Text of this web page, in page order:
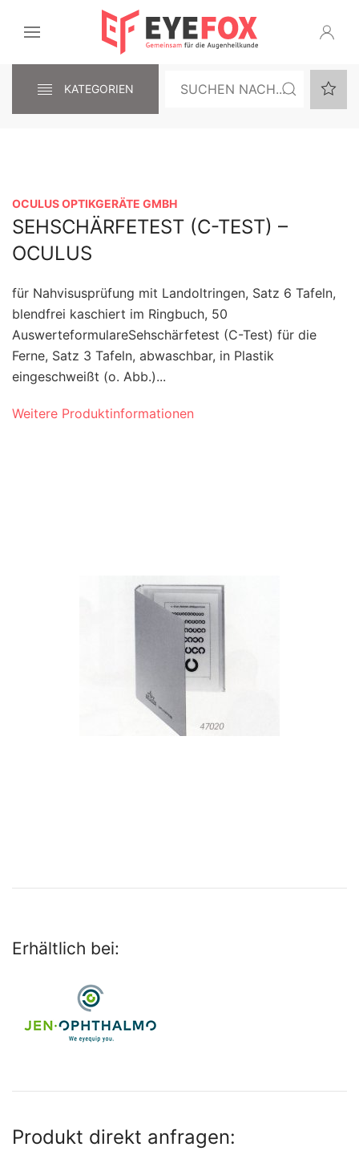
KATEGORIEN
OCULUS OPTIKGERÄTE GMBH
SEHSCHÄRFETEST (C-TEST) –
OCULUS
für Nahvisusprüfung mit Landoltringen, Satz 6 Tafeln,
blendfrei kaschiert im Ringbuch, 50
AuswerteformulareSehschärfetest (C-Test) für die
Ferne, Satz 3 Tafeln, abwaschbar, in Plastik
eingeschweißt (o. Abb.)...
Weitere Produktinformationen
Erhältlich bei:
Produkt direkt anfragen: